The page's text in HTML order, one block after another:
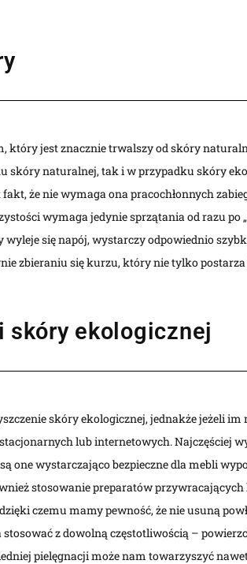
który jest znacznie trwalszy od skóry
skóry naturalnej, tak i w przypadku skóry
że nie wymaga ona pracochłonnych
wymaga jedynie sprzątania od razu po
się napój, wystarczy odpowiednio
zbieraniu się kurzu, który nie tylko postarza
skóry ekologicznej
skóry ekologicznej, jednakże jeżeli
lub internetowych. Najczęściej
one wystarczająco bezpieczne dla mebli
stosowanie preparatów
czemu mamy pewność, że nie usuną
z dowolną częstotliwością –
pielęgnacji może nam towarzyszyć